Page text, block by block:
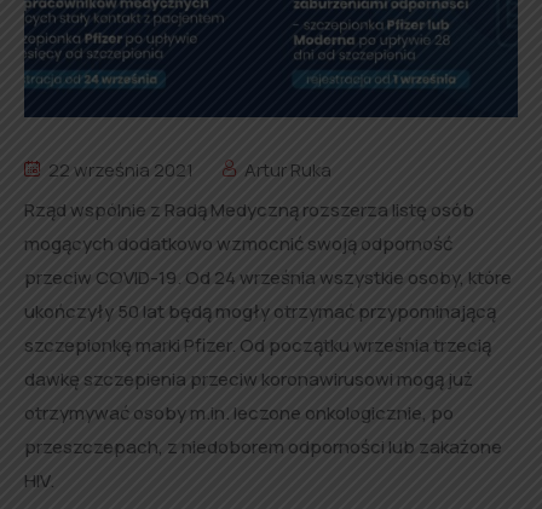
22 września 2021
Artur Ruka
Rząd wspólnie z Radą Medyczną rozszerza listę osób
mogących dodatkowo wzmocnić swoją odporność
przeciw COVID-19. Od 24 września wszystkie osoby, które
ukończyły 50 lat będą mogły otrzymać przypominającą
szczepionkę marki Pfizer. Od początku września trzecią
dawkę szczepienia przeciw koronawirusowi mogą już
otrzymywać osoby m.in. leczone onkologicznie, po
przeszczepach, z niedoborem odporności lub zakażone
HIV.